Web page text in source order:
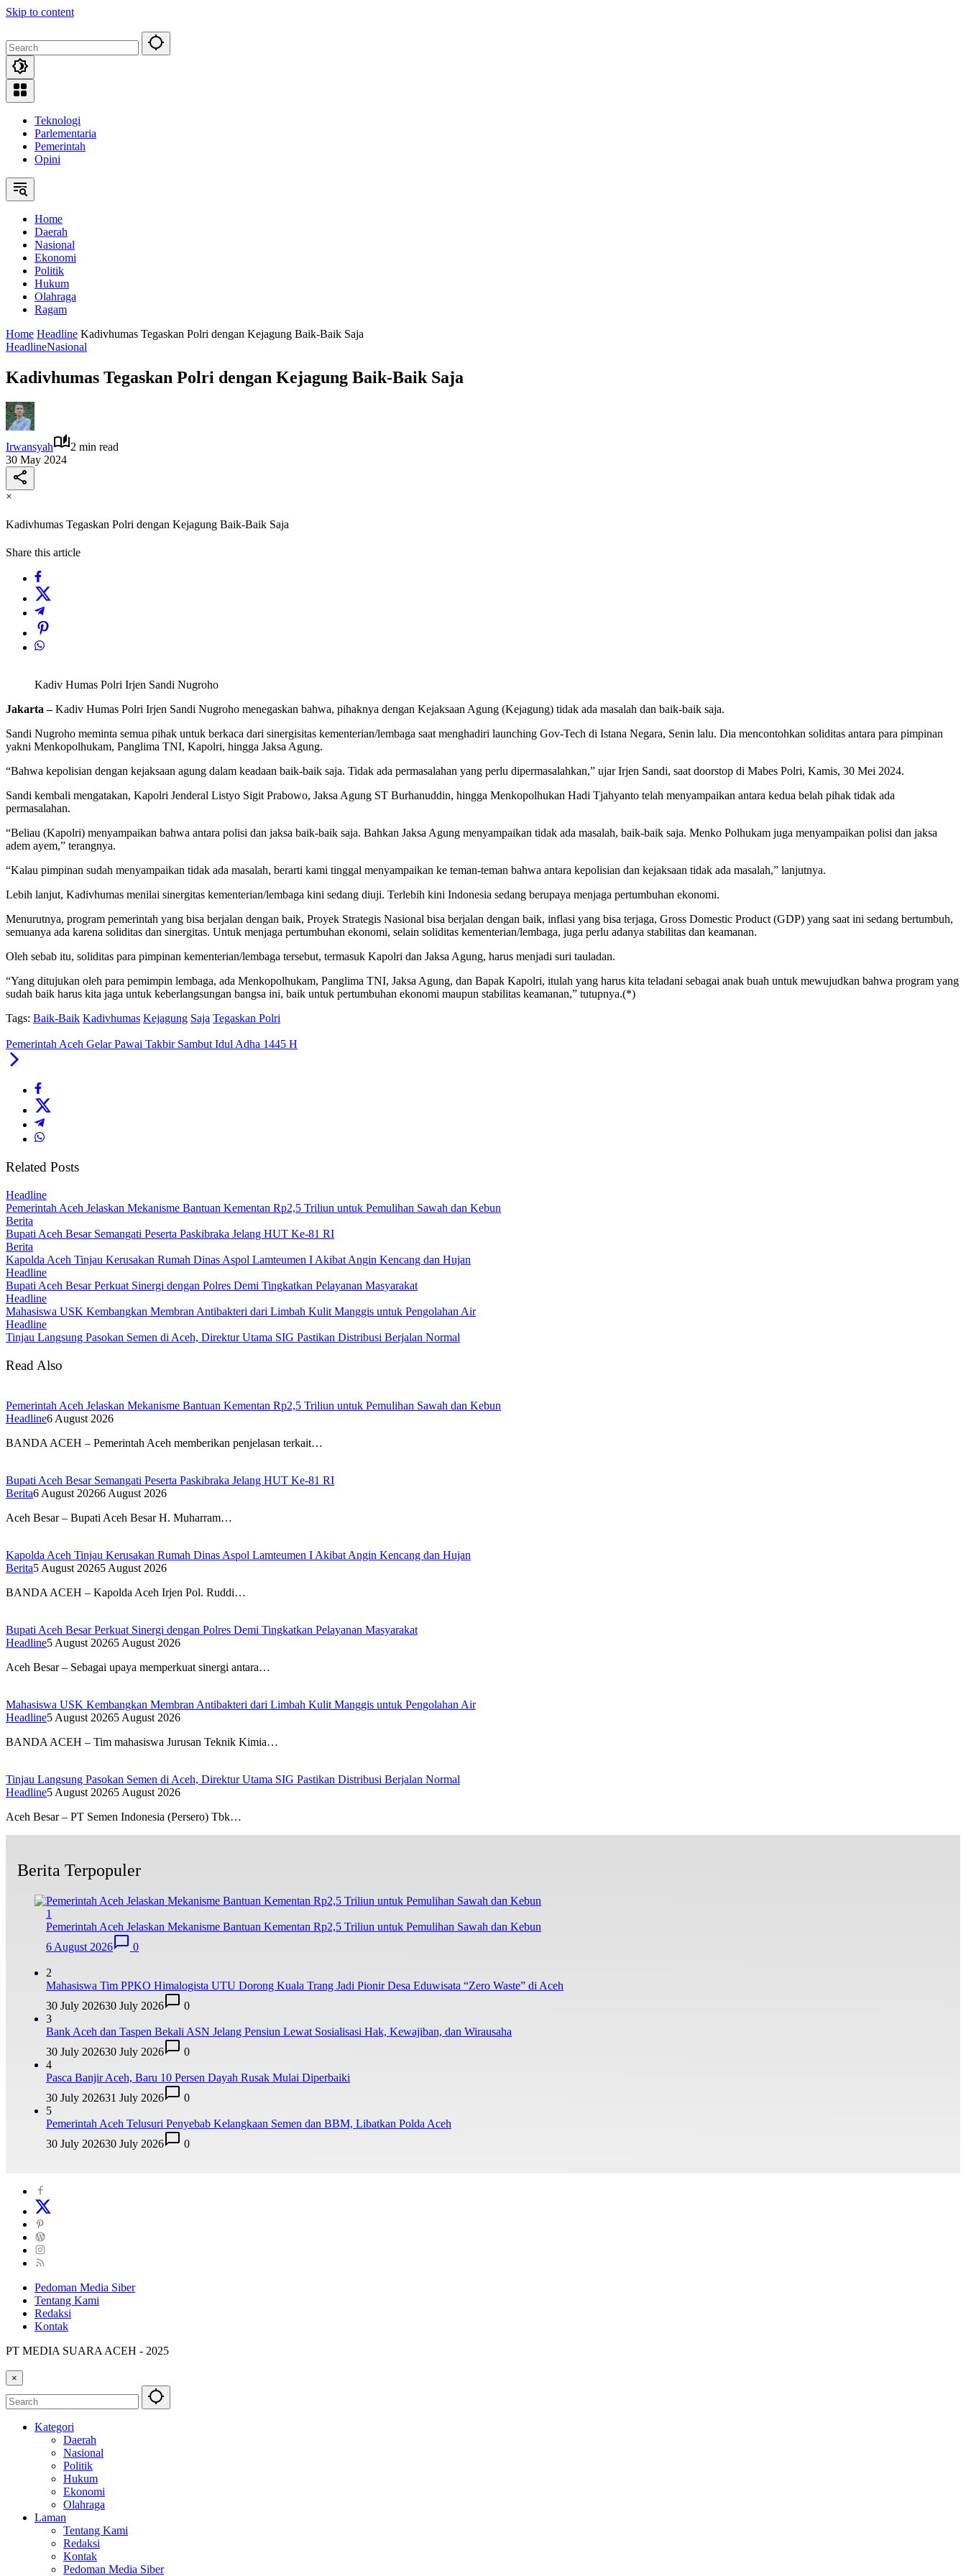
Skip to content
Teknologi
Parlementaria
Pemerintah
Opini
Home
Daerah
Nasional
Ekonomi
Politik
Hukum
Olahraga
Ragam
Home Headline Kadivhumas Tegaskan Polri dengan Kejagung Baik-Baik Saja
HeadlineNasional
Kadivhumas Tegaskan Polri dengan Kejagung Baik-Baik Saja
Irwansyah
2 min read
30 May 2024
×
Kadivhumas Tegaskan Polri dengan Kejagung Baik-Baik Saja
Share this article
Kadiv Humas Polri Irjen Sandi Nugroho
Jakarta –Kadiv Humas Polri Irjen Sandi Nugroho menegaskan bahwa, pihaknya dengan Kejaksaan Agung (Kejagung) tidak ada masalah dan baik-baik saja.
Sandi Nugroho meminta semua pihak untuk berkaca dari sinergisitas kementerian/lembaga saat menghadiri launching Gov-Tech di Istana Negara, Senin lalu. Dia mencontohkan soliditas antara para pimpinan
yakni Menkopolhukam, Panglima TNI, Kapolri, hingga Jaksa Agung.
“Bahwa kepolisian dengan kejaksaan agung dalam keadaan baik-baik saja. Tidak ada permasalahan yang perlu dipermasalahkan,” ujar Irjen Sandi, saat doorstop di Mabes Polri, Kamis, 30 Mei 2024.
Sandi kembali mengatakan, Kapolri Jenderal Listyo Sigit Prabowo, Jaksa Agung ST Burhanuddin, hingga Menkopolhukan Hadi Tjahyanto telah menyampaikan antara kedua belah pihak tidak ada
permasalahan.
“Beliau (Kapolri) menyampaikan bahwa antara polisi dan jaksa baik-baik saja. Bahkan Jaksa Agung menyampaikan tidak ada masalah, baik-baik saja. Menko Polhukam juga menyampaikan polisi dan jaksa
adem ayem,” terangnya.
“Kalau pimpinan sudah menyampaikan tidak ada masalah, berarti kami tinggal menyampaikan ke teman-teman bahwa antara kepolisian dan kejaksaan tidak ada masalah,” lanjutnya.
Lebih lanjut, Kadivhumas menilai sinergitas kementerian/lembaga kini sedang diuji. Terlebih kini Indonesia sedang berupaya menjaga pertumbuhan ekonomi.
Menurutnya, program pemerintah yang bisa berjalan dengan baik, Proyek Strategis Nasional bisa berjalan dengan baik, inflasi yang bisa terjaga, Gross Domestic Product (GDP) yang saat ini sedang bertumbuh,
semuanya ada karena soliditas dan sinergitas. Untuk menjaga pertumbuhan ekonomi, selain soliditas kementerian/lembaga, juga perlu adanya stabilitas dan keamanan.
Oleh sebab itu, soliditas para pimpinan kementerian/lembaga tersebut, termasuk Kapolri dan Jaksa Agung, harus menjadi suri tauladan.
“Yang ditujukan oleh para pemimpin lembaga, ada Menkopolhukam, Panglima TNI, Jaksa Agung, dan Bapak Kapolri, itulah yang harus kita teladani sebagai anak buah untuk mewujudkan bahwa program yang
sudah baik harus kita jaga untuk keberlangsungan bangsa ini, baik untuk pertumbuhan ekonomi maupun stabilitas keamanan,” tutupnya.(*)
Tags: Baik-Baik Kadivhumas Kejagung Saja Tegaskan Polri
Pemerintah Aceh Gelar Pawai Takbir Sambut Idul Adha 1445 H
Related Posts
Headline
Pemerintah Aceh Jelaskan Mekanisme Bantuan Kementan Rp2,5 Triliun untuk Pemulihan Sawah dan Kebun
Berita
Bupati Aceh Besar Semangati Peserta Paskibraka Jelang HUT Ke-81 RI
Berita
Kapolda Aceh Tinjau Kerusakan Rumah Dinas Aspol Lamteumen I Akibat Angin Kencang dan Hujan
Headline
Bupati Aceh Besar Perkuat Sinergi dengan Polres Demi Tingkatkan Pelayanan Masyarakat
Headline
Mahasiswa USK Kembangkan Membran Antibakteri dari Limbah Kulit Manggis untuk Pengolahan Air
Headline
Tinjau Langsung Pasokan Semen di Aceh, Direktur Utama SIG Pastikan Distribusi Berjalan Normal
Read Also
Pemerintah Aceh Jelaskan Mekanisme Bantuan Kementan Rp2,5 Triliun untuk Pemulihan Sawah dan Kebun
Headline6 August 2026
BANDA ACEH – Pemerintah Aceh memberikan penjelasan terkait…
Bupati Aceh Besar Semangati Peserta Paskibraka Jelang HUT Ke-81 RI
Berita6 August 20266 August 2026
Aceh Besar – Bupati Aceh Besar H. Muharram…
Kapolda Aceh Tinjau Kerusakan Rumah Dinas Aspol Lamteumen I Akibat Angin Kencang dan Hujan
Berita5 August 20265 August 2026
BANDA ACEH – Kapolda Aceh Irjen Pol. Ruddi…
Bupati Aceh Besar Perkuat Sinergi dengan Polres Demi Tingkatkan Pelayanan Masyarakat
Headline5 August 20265 August 2026
Aceh Besar – Sebagai upaya memperkuat sinergi antara…
Mahasiswa USK Kembangkan Membran Antibakteri dari Limbah Kulit Manggis untuk Pengolahan Air
Headline5 August 20265 August 2026
BANDA ACEH – Tim mahasiswa Jurusan Teknik Kimia…
Tinjau Langsung Pasokan Semen di Aceh, Direktur Utama SIG Pastikan Distribusi Berjalan Normal
Headline5 August 20265 August 2026
Aceh Besar – PT Semen Indonesia (Persero) Tbk…
Berita Terpopuler
1
Pemerintah Aceh Jelaskan Mekanisme Bantuan Kementan Rp2,5 Triliun untuk Pemulihan Sawah dan Kebun
6 August 2026
0
2
Mahasiswa Tim PPKO Himalogista UTU Dorong Kuala Trang Jadi Pionir Desa Eduwisata “Zero Waste” di Aceh
30 July 202630 July 2026
0
3
Bank Aceh dan Taspen Bekali ASN Jelang Pensiun Lewat Sosialisasi Hak, Kewajiban, dan Wirausaha
30 July 202630 July 2026
0
4
Pasca Banjir Aceh, Baru 10 Persen Dayah Rusak Mulai Diperbaiki
30 July 202631 July 2026
0
5
Pemerintah Aceh Telusuri Penyebab Kelangkaan Semen dan BBM, Libatkan Polda Aceh
30 July 202630 July 2026 0
Pedoman Media Siber
Tentang Kami
Redaksi
Kontak
PT MEDIA SUARA ACEH - 2025
×
Kategori
Daerah
Nasional
Politik
Hukum
Ekonomi
Olahraga
Laman
Tentang Kami
Redaksi
Kontak
Pedoman Media Siber